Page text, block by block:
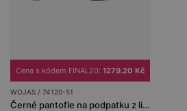
Cena s kódem FINAL20: 1279.20 Kč
WOJAS / 74120-51
Černé pantofle na podpatku z licové kůže